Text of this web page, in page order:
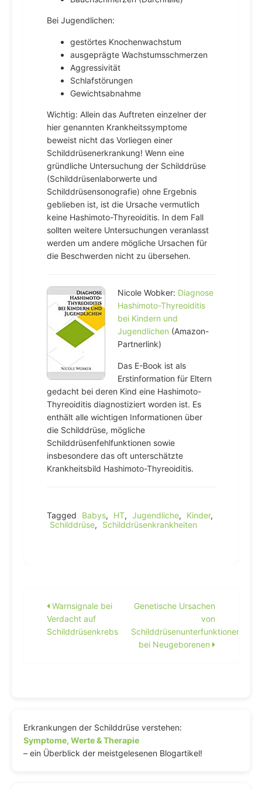
Bei Jugendlichen:
gestörtes Knochenwachstum
ausgeprägte Wachstumsschmerzen
Aggressivität
Schlafstörungen
Gewichtsabnahme
Wichtig: Allein das Auftreten einzelner der
hier genannten Krankheitssymptome
beweist nicht das Vorliegen einer
Schilddrüsenerkrankung! Wenn eine
gründliche Untersuchung der Schilddrüse
(Schilddrüsenlaborwerte und
Schilddrüsensonografie) ohne Ergebnis
geblieben ist, ist die Ursache vermutlich
keine Hashimoto-Thyreoiditis. In dem Fall
sollten weitere Untersuchungen veranlasst
werden um andere mögliche Ursachen für
die Beschwerden nicht zu übersehen.
Nicole Wobker: Diagnose
Hashimoto-Thyreoiditis
bei Kindern und
Jugendlichen (Amazon-
Partnerlink)
Das E-Book ist als
Erstinformation für Eltern
gedacht bei deren Kind eine Hashimoto-
Thyreoiditis diagnostiziert worden ist. Es
enthält alle wichtigen Informationen über
die Schilddrüse, mögliche
Schilddrüsenfehlfunktionen sowie
insbesondere das oft unterschätzte
Krankheitsbild Hashimoto-Thyreoiditis.
Tagged Babys, HT, Jugendliche, Kinder,
Schilddrüse, Schilddrüsenkrankheiten
Beitragsnavigation
Warnsignale bei
Verdacht auf
Schilddrüsenkrebs
Genetische Ursachen
von
Schilddrüsenunterfunktionen
bei Neugeborenen
Erkrankungen der Schilddrüse verstehen:
Symptome, Werte & Therapie
– ein Überblick der meistgelesenen Blogartikel!